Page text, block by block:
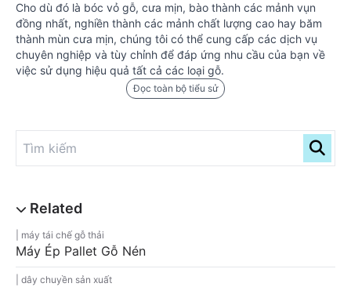
Cho dù đó là bóc vỏ gỗ, cưa mịn, bào thành các mảnh vụn
đồng nhất, nghiền thành các mảnh chất lượng cao hay băm
thành mùn cưa mịn, chúng tôi có thể cung cấp các dịch vụ
chuyên nghiệp và tùy chỉnh để đáp ứng nhu cầu của bạn về
việc sử dụng hiệu quả tất cả các loại gỗ.
Đọc toàn bộ tiểu sử
máy tái chế gỗ thải
Máy Ép Pallet Gỗ Nén
dây chuyền sản xuất